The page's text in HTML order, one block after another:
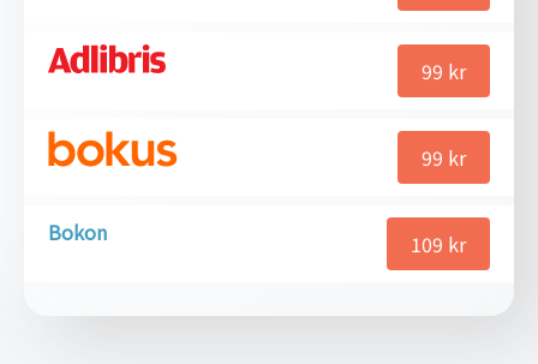
99 kr
99 kr
Bokon 109 kr